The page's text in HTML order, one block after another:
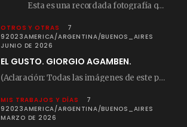
Esta es una recordada fotografía que registré…
OTROS Y OTRAS
7
92023AMERICA/ARGENTINA/BUENOS_AIRES
JUNIO DE 2026
EL GUSTO. GIORGIO AGAMBEN.
(Aclaración: Todas las imágenes de este posteo fueron tomadas de Bloghemia.com, y todos los…
MIS TRABAJOS Y DÍAS
7
92023AMERICA/ARGENTINA/BUENOS_AIRES
MARZO DE 2026